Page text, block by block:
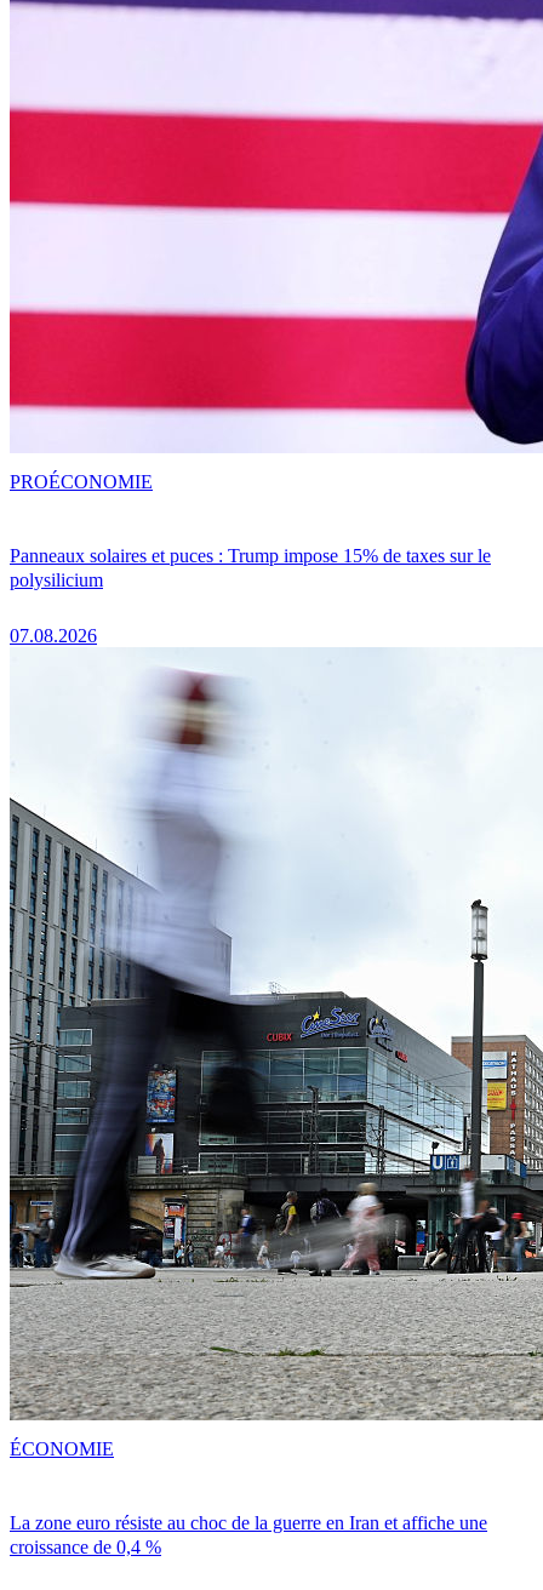
Panneaux solaires et puces : Trump impose 15% de taxes sur le
polysilicium
07.08.2026
PROÉCONOMIE
La zone euro résiste au choc de la guerre en Iran et affiche une
croissance de 0,4 %
ÉCONOMIE